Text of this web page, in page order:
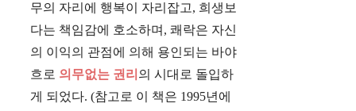
무의 자리에 행복이 자리잡고, 희생보
다는 책임감에 호소하며, 쾌락은 자신
의 이익의 관점에 의해 용인되는 바야
흐로 의무없는 권리 의 시대로 돌입하
게 되었다. (참고로 이 책은 1995년에